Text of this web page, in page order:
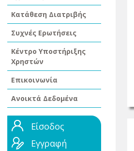
Κατάθεση Διατριβής
Συχνές Ερωτήσεις
Κέντρο Υποστήριξης
Χρηστών
Επικοινωνία
Ανοικτά Δεδομένα
Είσοδος
Εγγραφή